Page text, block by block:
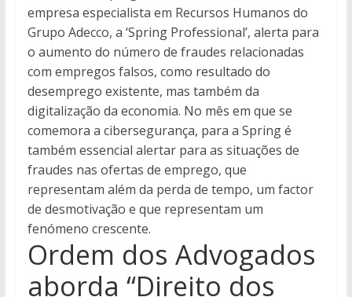
empresa especialista em Recursos Humanos do
Grupo Adecco, a ‘Spring Professional’, alerta para
o aumento do número de fraudes relacionadas
com empregos falsos, como resultado do
desemprego existente, mas também da
digitalização da economia. No mês em que se
comemora a cibersegurança, para a Spring é
também essencial alertar para as situações de
fraudes nas ofertas de emprego, que
representam além da perda de tempo, um factor
de desmotivação e que representam um
fenómeno crescente.
Ordem dos Advogados
aborda “Direito dos